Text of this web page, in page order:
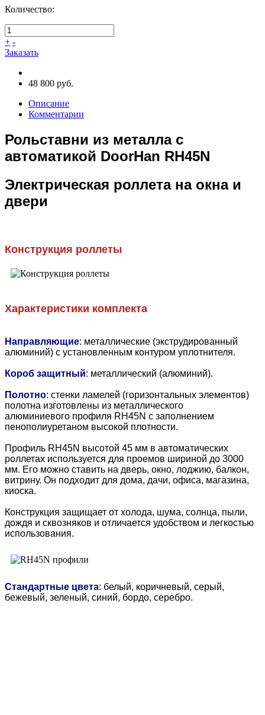
Количество:
+ -
Заказать
48 800 руб.
Описание
Комментарии
Рольставни из металла с
автоматикой DoorHan RH45N
Электрическая роллета на окна и
двери
Конструкция роллеты
Характеристики комплекта
Направляющие: металлические (экструдированный
алюминий) с установленным контуром уплотнителя.
Короб защитный: металлический (алюминий).
Полотно: стенки ламелей (горизонтальных элементов)
полотна изготовлены из металлического
алюминиевого профиля RH45N с заполнением
пенополиуретаном высокой плотности.
Профиль RH45N высотой 45 мм в автоматических
роллетах используется для проемов шириной до 3000
мм. Его можно ставить на дверь, окно, лоджию, балкон,
витрину. Он подходит для дома, дачи, офиса, магазина,
киоска.
Конструкция защищает от холода, шума, солнца, пыли,
дождя и сквозняков и отличается удобством и легкостью
использования.
Стандартные цвета: белый, коричневый, серый,
бежевый, зеленый, синий, бордо, серебро.